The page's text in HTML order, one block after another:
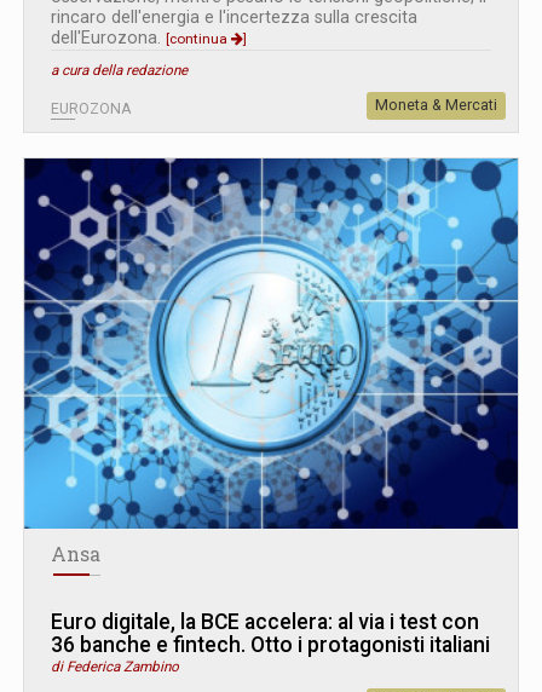
rincaro dell'energia e l'incertezza sulla crescita
dell'Eurozona.
[continua
]
a cura della redazione
EUROZONA Moneta & Mercati
Ansa
Euro digitale, la BCE accelera: al via i test con
36 banche e fintech. Otto i protagonisti italiani
di Federica Zambino